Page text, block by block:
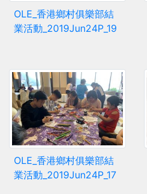
OLE_香港鄉村俱樂部結
業活動_2019Jun24P_19
OLE_香港鄉村俱樂部結
業活動_2019Jun24P_17